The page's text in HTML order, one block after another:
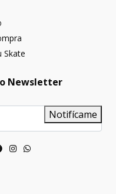
Skate
Newsletter
Notifícame